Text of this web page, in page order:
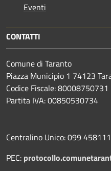
Eventi
CONTATTI
Comune di Taranto
Piazza Municipio 1 74123
Codice Fiscale: 80008750731
Partita IVA: 00850530734
Centralino Unico: 099
PEC: